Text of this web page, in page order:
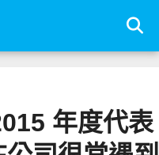
年度代表